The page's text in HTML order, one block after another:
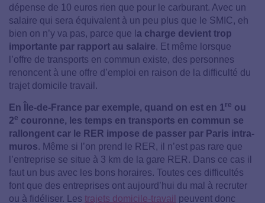
dépense de 10 euros rien que pour le carburant. Avec un
salaire qui sera équivalent à un peu plus que le SMIC, eh
bien on n’y va pas, parce que l a charge devient trop
importante par rapport au salaire. Et même lorsque
l’offre de transports en commun existe, des personnes
renoncent à une offre d’emploi en raison de la difficulté du
trajet domicile travail.
En Île-de-France par exemple, quand on est en 1re ou
2e couronne, les temps en transports en commun se
rallongent car le RER impose de passer par Paris intra-
muros. Même si l’on prend le RER, il n’est pas rare que
l’entreprise se situe à 3 km de la gare RER. Dans ce cas il
faut un bus avec les bons horaires. Toutes ces difficultés
font que des entreprises ont aujourd’hui du mal à recruter
ou à fidéliser. Les trajets domicile-travail
peuvent donc